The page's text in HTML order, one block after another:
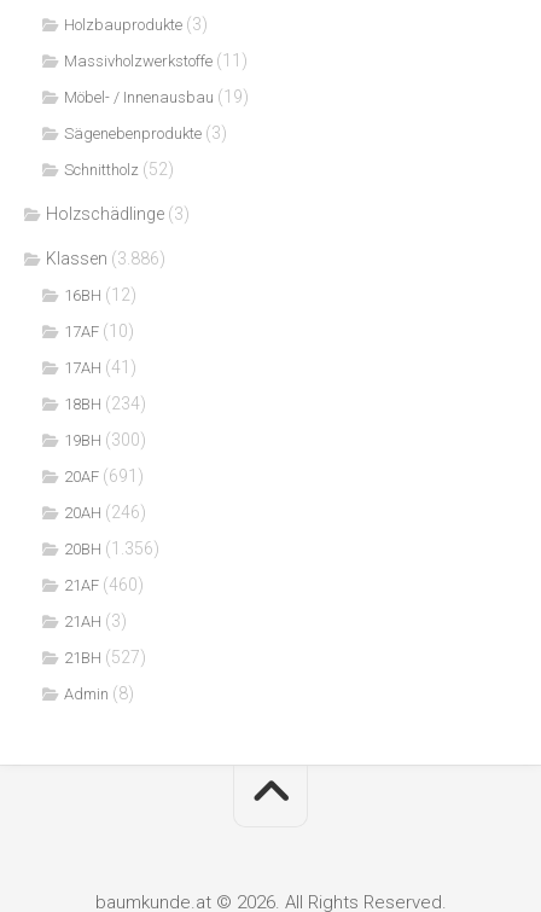
Holzbauprodukte (3)
Massivholzwerkstoffe (11)
Möbel- / Innenausbau (19)
Sägenebenprodukte (3)
Schnittholz (52)
Holzschädlinge (3)
Klassen (3.886)
16BH (12)
17AF (10)
17AH (41)
18BH (234)
19BH (300)
20AF (691)
20AH (246)
20BH (1.356)
21AF (460)
21AH (3)
21BH (527)
Admin (8)
baumkunde.at © 2026. All Rights Reserved.